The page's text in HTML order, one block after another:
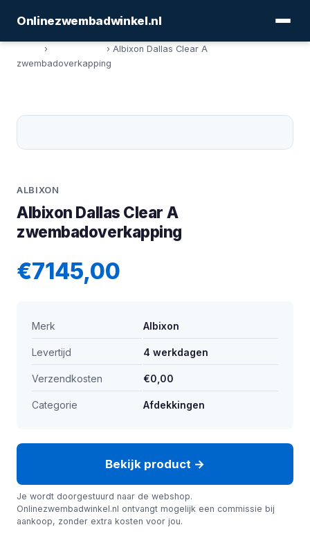
Onlinezwembadwinkel.nl
›
› Albixon Dallas Clear A
zwembadoverkapping
ALBIXON
Albixon Dallas Clear A
zwembadoverkapping
€7145,00
Merk Albixon
Levertijd 4 werkdagen
Verzendkosten €0,00
Categorie Afdekkingen
Bekijk product →
Je wordt doorgestuurd naar de webshop.
Onlinezwembadwinkel.nl ontvangt mogelijk een commissie bij
aankoop, zonder extra kosten voor jou.